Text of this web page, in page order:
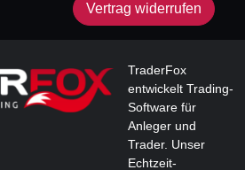
Vertrag widerrufen
TraderFox
entwickelt Trading-
Software für
Anleger und
Trader. Unser
Echtzeit-